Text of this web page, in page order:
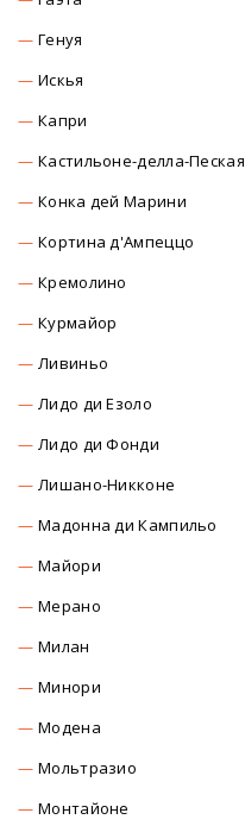
Генуя
Искья
Капри
Кастильоне-делла-Пеская
Конка дей Марини
Кортина д'Ампеццо
Кремолино
Курмайор
Ливиньо
Лидо ди Езоло
Лидо ди Фонди
Лишано-Никконе
Мадонна ди Кампильо
Майори
Мерано
Милан
Минори
Модена
Мольтразио
Монтайоне